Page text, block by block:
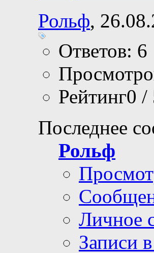
Рольф,
Ответов: 6
Рейтинг0 /
Последнее
Рольф
Личное
Записи